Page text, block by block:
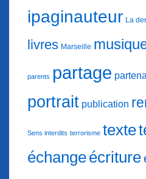
ipaginauteur La
livres Marseille
parents partage
portrait publication
Sens interdits terrorisme texte
échangeécriture